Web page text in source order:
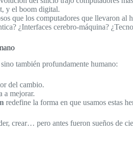
y el boom digital.
que los computadores que llevaron al
¿Interfaces cerebro-máquina?
también profundamente humano:
del cambio.
a mejorar.
redefine la forma en que usamos estas
crear… pero antes fueron sueños de